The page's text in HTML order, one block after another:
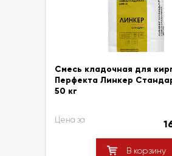
Смесь кладочная для
Перфекта Линкер
50 кг
Цена за
В корзину